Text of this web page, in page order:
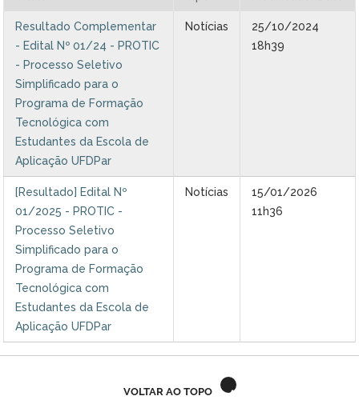
Ministério da Indústria, Comércio Exterior e Serviços
Ministério de Minas e Energia
Ministério do Planejamento, Desenvolvimento e Gestão
Ministério da Ciência, Tecnologia, Inovações e Comunicações
Ministério do Meio Ambiente
Resultado Complementar
- Edital Nº 01/24 - PROTIC
- Processo Seletivo
Simplificado para o
Programa de Formação
Tecnológica com
Estudantes da Escola de
Aplicação UFDPar
Notícias
25/10/2024
18h39
[Resultado] Edital Nº
01/2025 - PROTIC -
Processo Seletivo
Simplificado para o
Programa de Formação
Tecnológica com
Estudantes da Escola de
Aplicação UFDPar
Notícias
15/01/2026
11h36
VOLTAR AO TOPO